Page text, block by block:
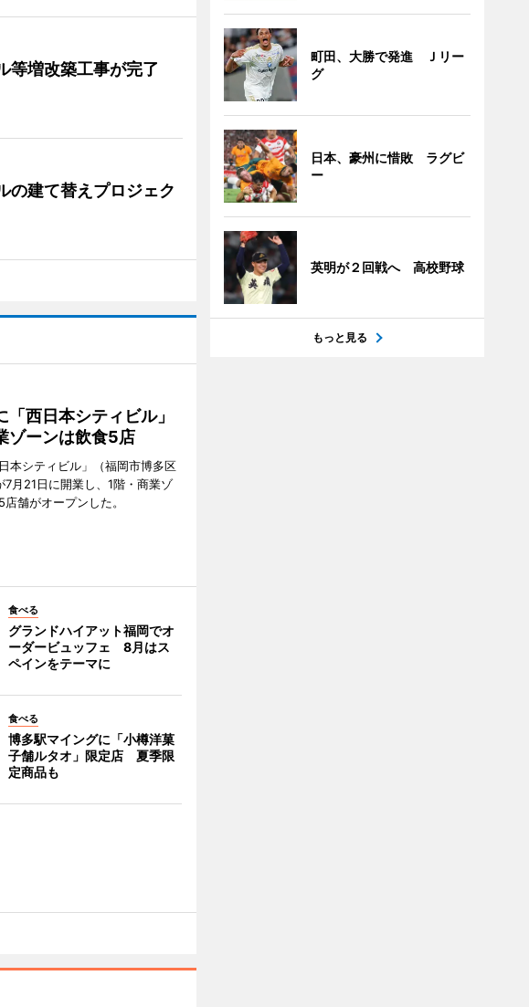
等増改築工事が完了
の建て替えプロジェク
「西日本シティビル」
ゾーンは飲食5店
本シティビル」（福岡市博多区
7月21日に開業し、1階・商業ゾ
舗がオープンした。
食べる
グランドハイアット福岡でオ
ーダービュッフェ 8月はス
ペインをテーマに
食べる
博多駅マイングに「小樽洋菓
子舗ルタオ」限定店 夏季限
定商品も
町田、大勝で発進 Ｊリー
グ
日本、豪州に惜敗 ラグビ
ー
英明が２回戦へ 高校野球
もっと見る